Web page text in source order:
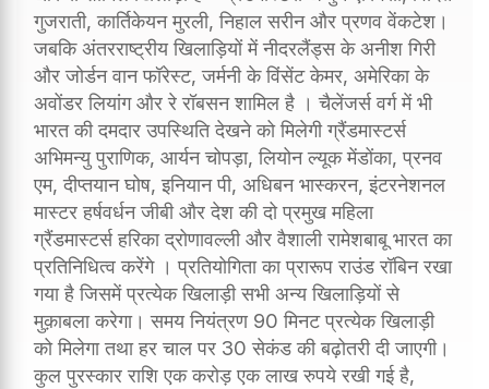
गुजराती, कार्तिकेयन मुरली, निहाल सरीन और प्रणव वेंकटेश।
जबकि अंतरराष्ट्रीय खिलाड़ियों में नीदरलैंड्स के अनीश गिरी
और जोर्डन वान फॉरेस्ट, जर्मनी के विंसेंट केमर, अमेरिका के
अवोंडर लियांग और रे रॉबसन शामिल है । चैलेंजर्स वर्ग में भी
भारत की दमदार उपस्थिति देखने को मिलेगी ग्रैंडमास्टर्स
अभिमन्यु पुराणिक, आर्यन चोपड़ा, लियोन ल्यूक मेंडोंका, प्रनव
एम, दीप्तयान घोष, इनियान पी, अधिबन भास्करन, इंटरनेशनल
मास्टर हर्षवर्धन जीबी और देश की दो प्रमुख महिला
ग्रैंडमास्टर्स हरिका द्रोणावल्ली और वैशाली रामेशबाबू भारत का
प्रतिनिधित्व करेंगे । प्रतियोगिता का प्रारूप राउंड रॉबिन रखा
गया है जिसमें प्रत्येक खिलाड़ी सभी अन्य खिलाड़ियों से
मुक़ाबला करेगा। समय नियंत्रण 90 मिनट प्रत्येक खिलाड़ी
को मिलेगा तथा हर चाल पर 30 सेकंड की बढ़ोतरी दी जाएगी।
कुल पुरस्कार राशि एक करोड़ एक लाख रुपये रखी गई है,